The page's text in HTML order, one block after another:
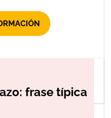
frase típica